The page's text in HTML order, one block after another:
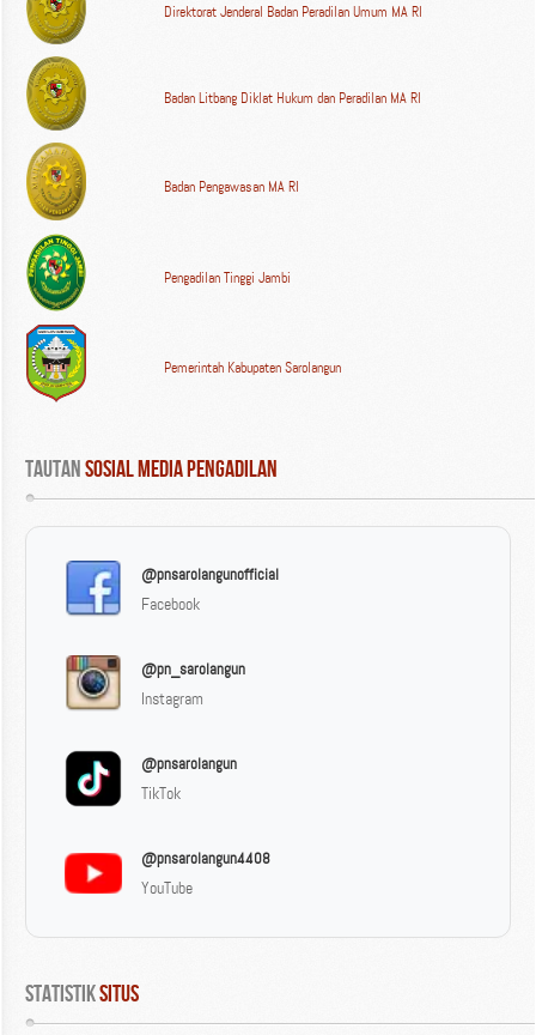
Direktorat Jenderal Badan Peradilan Umum MA RI
Badan Litbang Diklat Hukum dan Peradilan MA RI
Badan Pengawasan MA RI
Pengadilan Tinggi Jambi
Pemerintah Kabupaten Sarolangun
Tautan Sosial Media Pengadilan
@pnsarolangunofficial
Facebook
@pn_sarolangun
Instagram
@pnsarolangun
TikTok
@pnsarolangun4408
YouTube
Statistik Situs